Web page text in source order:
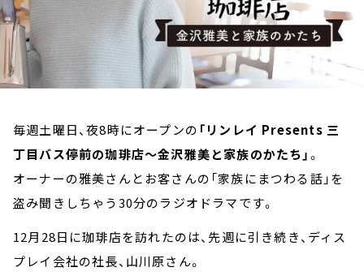
毎週土曜日、夜8時にオープンの 「リンレイ Presents 三
丁目バス停前の珈琲店～金沢雅美と家族のかたち」。
オーナーの雅美さんとお客さんの「家族にまつわる話」を
盗み聞きしちゃう30分のラジオドラマです。
12月28日に珈琲店を訪れたのは、先週に引き続き、ディス
プレイ会社の社長、山川原さん。